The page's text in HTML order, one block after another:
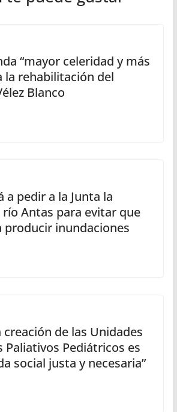
“mayor celeridad y más
la rehabilitación del
Blanco
a pedir a la Junta la
Antas para evitar que
producir inundaciones
creación de las Unidades
Paliativos Pediátricos es
social justa y necesaria”